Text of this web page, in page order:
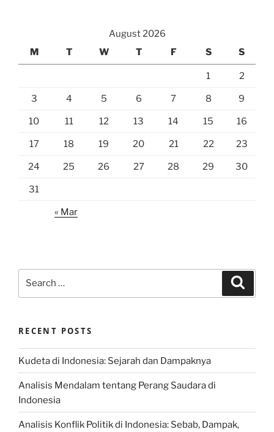
August 2026
M
T W T F S S
1 2
3 4 5 6 7 8 9
10 11 12 13 14 15 16
17 18 19 20 21 22 23
24 25 26 27 28 29 30
31
« Mar
RECENT POSTS
Kudeta di Indonesia: Sejarah dan Dampaknya
Analisis Mendalam tentang Perang Saudara di
Indonesia
Analisis Konflik Politik di Indonesia: Sebab, Dampak,